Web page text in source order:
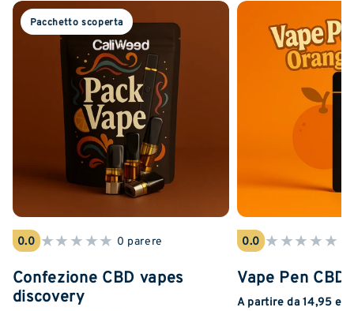
Pacchetto scoperta
0.0 ★★★★★ 0 parere
Confezione CBD vapes
discovery
0.0 ★★★★★
Vape Pen
A partire da 14,95